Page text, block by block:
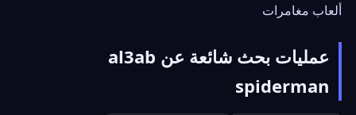
ألعاب مغامرات
عمليات بحث شائعة عن al3ab
spiderman